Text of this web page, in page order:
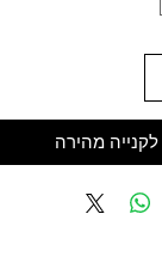
לקנייה מהירה